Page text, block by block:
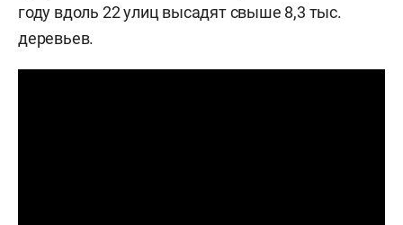
году вдоль 22 улиц высадят свыше 8,3 тыс.
деревьев.